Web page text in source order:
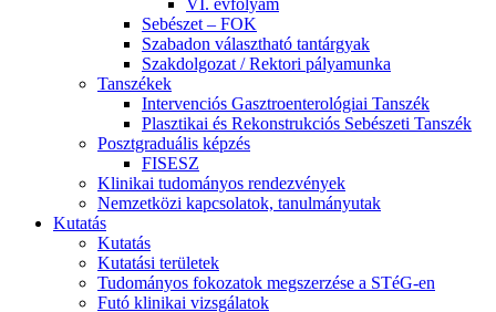
VI. évfolyam
Sebészet – FOK
Szabadon választható tantárgyak
Szakdolgozat / Rektori pályamunka
Tanszékek
Intervenciós Gasztroenterológiai Tanszék
Plasztikai és Rekonstrukciós Sebészeti Tanszék
Posztgraduális képzés
FISESZ
Klinikai tudományos rendezvények
Nemzetközi kapcsolatok, tanulmányutak
Kutatás
Kutatás
Kutatási területek
Tudományos fokozatok megszerzése a STéG-en
Futó klinikai vizsgálatok